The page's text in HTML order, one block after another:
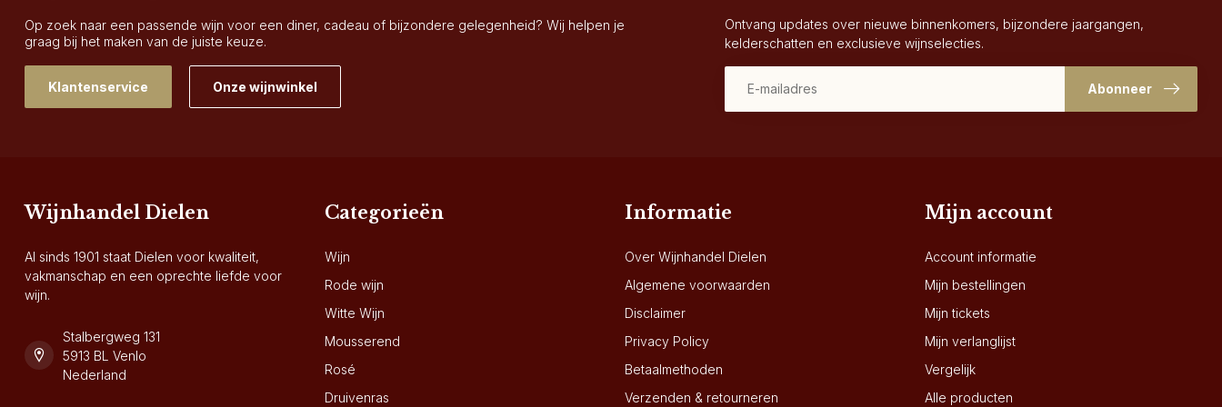
Op zoek naar een passende wijn voor een diner, cadeau of bijzondere gelegenheid? Wij helpen je
graag bij het maken van de juiste keuze.
Klantenservice Onze wijnwinkel
Ontvang updates over nieuwe binnenkomers, bijzondere jaargangen,
kelderschatten en exclusieve wijnselecties.
Abonneer
Wijnhandel Dielen
Al sinds 1901 staat Dielen voor kwaliteit,
vakmanschap en een oprechte liefde voor
wijn.
Stalbergweg 131
5913 BL Venlo
Nederland
Categorieën
Wijn
Rode wijn
Witte Wijn
Mousserend
Rosé
Druivenras
Informatie
Over Wijnhandel Dielen
Algemene voorwaarden
Disclaimer
Privacy Policy
Betaalmethoden
Verzenden & retourneren
Mijn account
Account informatie
Mijn bestellingen
Mijn tickets
Mijn verlanglijst
Vergelijk
Alle producten